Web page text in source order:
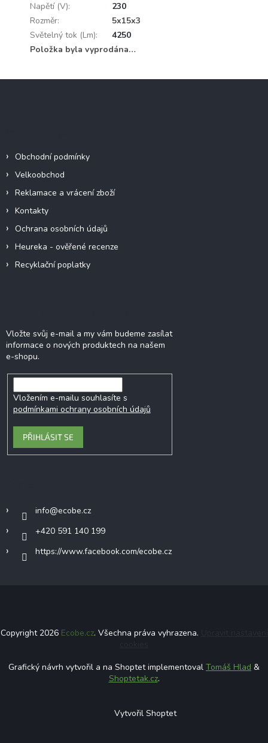
Napětí (V):
230
Rozměr:
5x15x3
Světelný tok (Lm):
4250
Položka byla vyprodána…
Obchodní podmínky
Velkoobchod
Reklamace a vrácení zboží
Kontakty
Ochrana osobních údajů
Heureka - ověřené recenze
Recyklační poplatky
Vložte svůj e-mail a my vám budeme zasílat
informace o nových produktech na našem
e-shopu.
Vložením e-mailu souhlasíte s
podmínkami ochrany osobních údajů
PŘIHLÁSIT SE
info@ecobe.cz
+420 591 140 199
https://www.facebook.com/ecobe.cz
Copyright 2026 Ecobe.cz. Všechna práva vyhrazena.
Grafický návrh vytvořil a na Shoptet implementoval Tomáš Hlad &
Shoptetak.cz.
Vytvořil Shoptet